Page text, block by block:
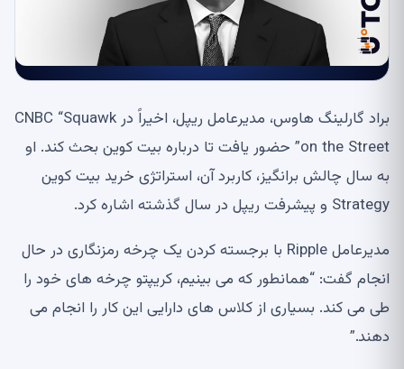
براد گارلینگ هاوس، مدیرعامل ریپل، اخیراً در CNBC “Squawk
on the Street” حضور یافت تا درباره بیت کوین بحث کند. او
به سال چالش برانگیز، کاربرد آن، استراتژی خرید بیت کوین
Strategy و پیشرفت ریپل در سال گذشته اشاره کرد.
مدیرعامل Ripple با برجسته کردن یک چرخه رمزنگاری در حال
انجام گفت: “همانطور که می بینیم، کریپتو چرخه های خود را
طی می کند. بسیاری از کلاس های دارایی این کار را انجام می
دهند.”